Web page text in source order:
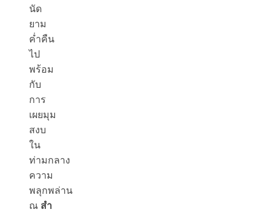
นัด
ยาม
ค่ำคืน
ไป
พร้อม
กับ
การ
เผยมุม
สงบ
ใน
ท่ามกลาง
ความ
พลุกพล่าน
ณ สำ